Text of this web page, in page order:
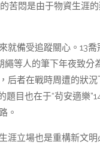
苦悶是由于物資生涯
就備受追蹤關心。13喬
繩等人的筆下年夜致分
后者在戰時周遭的狀
目也在于“茍安適樂
。
涯立場也是重構新文